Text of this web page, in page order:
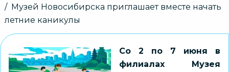
Музей Новосибирска приглашает вместе начать
летние каникулы
Со 2 по 7 июня в
филиалах Музея